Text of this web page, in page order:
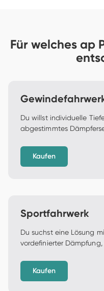
Für welches ap
Du willst individuelle
abgestimmtes
Kaufen
Sportfahrwerk
Du suchst eine Lösung
vordefinierter
Kaufen